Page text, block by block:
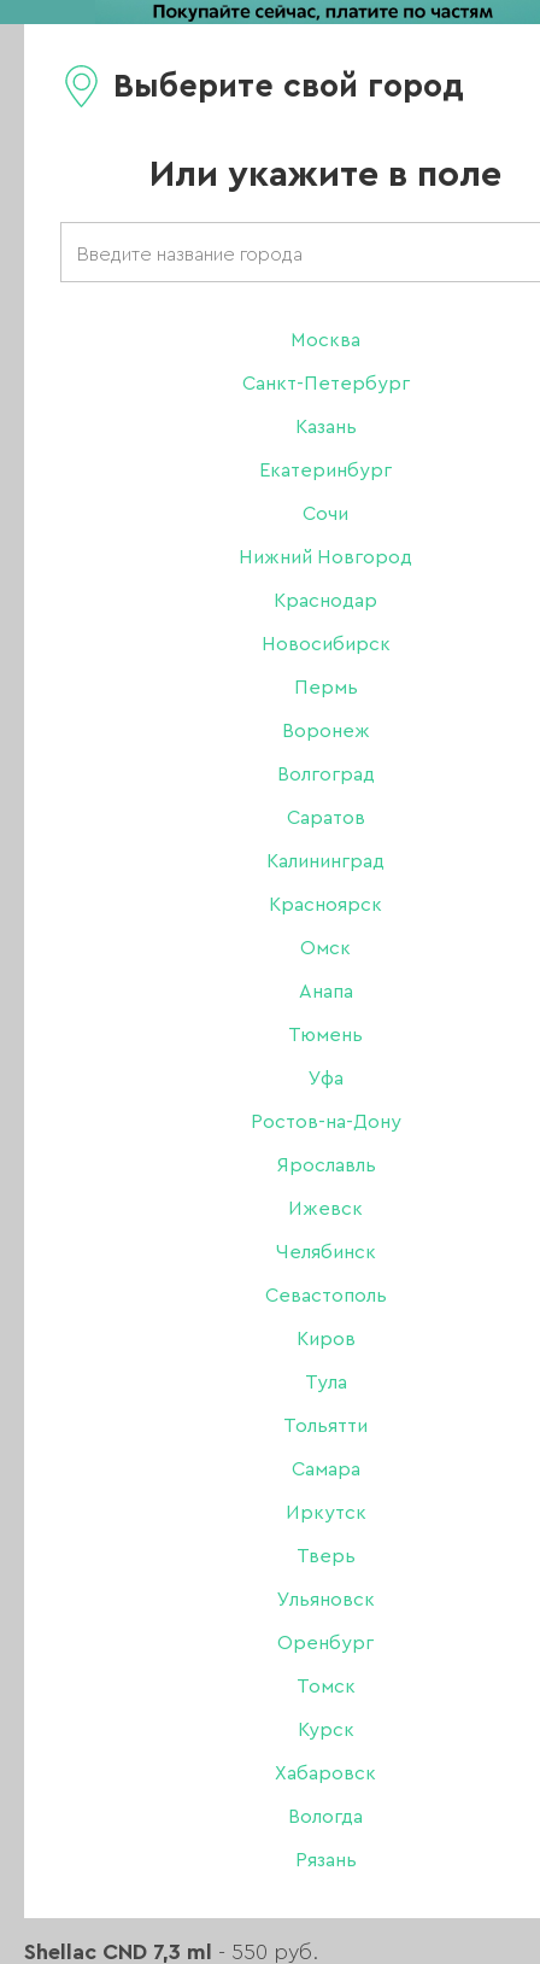
Выберите свой город
Или укажите в поле
Москва
Санкт-Петербург
Казань
Екатеринбург
Сочи
Нижний Новгород
Краснодар
Новосибирск
Пермь
Воронеж
Волгоград
Саратов
Калининград
Красноярск
Омск
Анапа
Тюмень
Уфа
Ростов-на-Дону
Ярославль
Ижевск
Челябинск
Севастополь
Киров
Тула
Тольятти
Самара
Иркутск
Тверь
Ульяновск
Оренбург
Томск
Курск
Хабаровск
Вологда
Рязань
Главная/
Новости
Новогодняя распродажа началась!
Новогодняя
распродажа
началась!
18 ДЕКАБРЯ 2013
2014-й уже вот на пороге,
Оставим все проблемы, горести, тревоги,
Пусть каждый лишь хорошее возьмёт!
Пусть будет счастье, мир и благодать.
Пусть самая заветная мечта осуществится,
И будет всё по жизни только лишь на «пять»
С 19 по 30 декабря скидки и подарки
Спешите делать приятные покупки!
30 декабря магазин работает до 15.00
Shellac CND 7,3 ml - 550 руб.